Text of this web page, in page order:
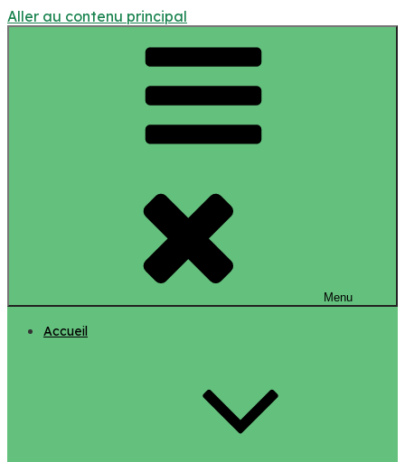
Aller au contenu principal
Menu
Accueil